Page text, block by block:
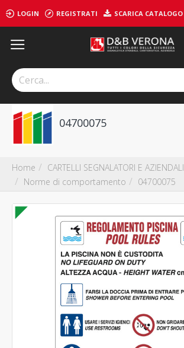
LOGIN REGISTRATI SCARICA CATALOGO
Home
CARTELLI SEGNALATORI E AZIENDALI
Norme di comportamento
04700075
04700075